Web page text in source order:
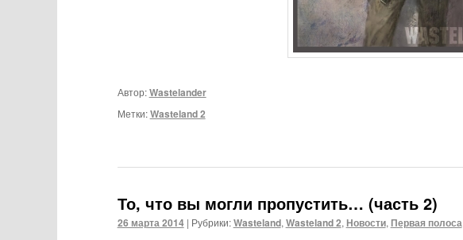
Автор:Wastelander
Метки: Wasteland 2
То, что вы могли пропустить… (часть 2)
26 марта 2014 | Рубрики: Wasteland, Wasteland 2, Новости, Первая полоса